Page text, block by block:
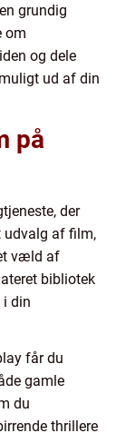
grundig
om
og dele
ud af din
på
der
udvalg af film,
væld af
bibliotek
i din
får du
gamle
du
thrillere